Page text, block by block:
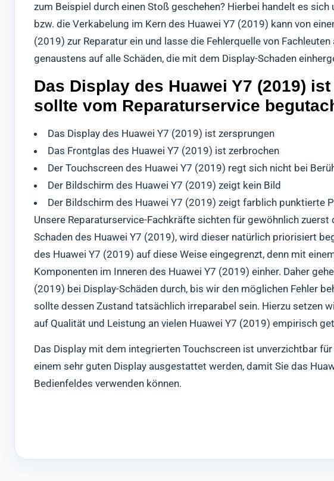
zum Beispiel durch einen Stoß geschehen? Hierbei handelt es
bzw. die Verkabelung im Kern des Huawei Y7 (2019) kann von
(2019) zur Reparatur ein und lasse die Fehlerquelle von
genaustens auf alle Schäden, die mit dem Display-Schaden
Das Display des Huawei Y7 (2019)
sollte vom Reparaturservice
Das Display des Huawei Y7 (2019) ist zersprungen
Das Frontglas des Huawei Y7 (2019) ist zerbrochen
Der Touchscreen des Huawei Y7 (2019) regt sich nicht bei
Der Bildschirm des Huawei Y7 (2019) zeigt kein Bild
Der Bildschirm des Huawei Y7 (2019) zeigt farblich punktierte
Unsere Reparaturservice-Fachkräfte sichten für gewöhnlich
Schaden des Huawei Y7 (2019), wird dieser natürlich priorisiert
des Huawei Y7 (2019) auf diese Weise eingegrenzt, denn mit
Komponenten im Inneren des Huawei Y7 (2019) einher. Daher
(2019) bei Display-Schäden durch, bis wir den möglichen Fehler
sollte dessen Zustand tatsächlich irreparabel sein. Hierzu setzen
auf Qualität und Leistung an vielen Huawei Y7 (2019) empirisch
Das Display mit dem integrierten Touchscreen ist unverzichtbar
einem sehr guten Display ausgestattet werden, damit Sie das
Bedienfeldes verwenden können.